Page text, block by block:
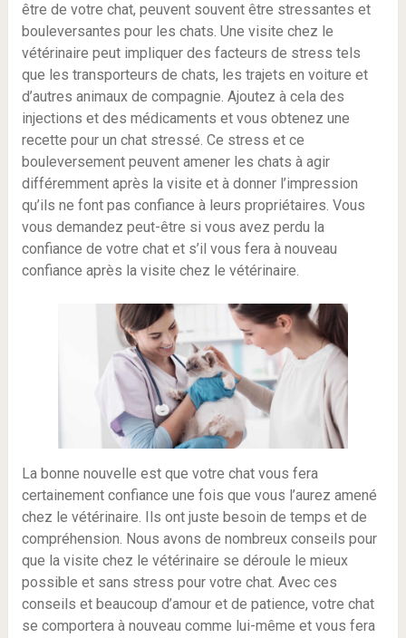
être de votre chat, peuvent souvent être stressantes et
bouleversantes pour les chats. Une visite chez le
vétérinaire peut impliquer des facteurs de stress tels
que les transporteurs de chats, les trajets en voiture et
d’autres animaux de compagnie. Ajoutez à cela des
injections et des médicaments et vous obtenez une
recette pour un chat stressé. Ce stress et ce
bouleversement peuvent amener les chats à agir
différemment après la visite et à donner l’impression
qu’ils ne font pas confiance à leurs propriétaires. Vous
vous demandez peut-être si vous avez perdu la
confiance de votre chat et s’il vous fera à nouveau
confiance après la visite chez le vétérinaire.
La bonne nouvelle est que votre chat vous fera
certainement confiance une fois que vous l’aurez amené
chez le vétérinaire. Ils ont juste besoin de temps et de
compréhension. Nous avons de nombreux conseils pour
que la visite chez le vétérinaire se déroule le mieux
possible et sans stress pour votre chat. Avec ces
conseils et beaucoup d’amour et de patience, votre chat
se comportera à nouveau comme lui-même et vous fera